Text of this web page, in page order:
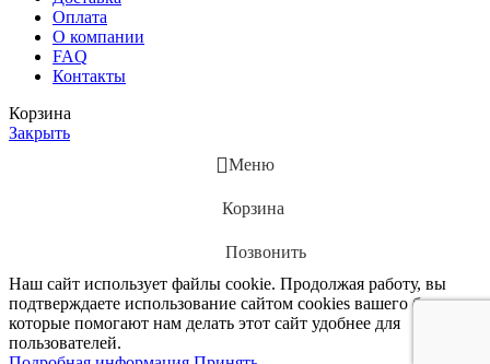
Оплата
О компании
FAQ
Контакты
Корзина
Закрыть
Меню
Корзина
Позвонить
Наш сайт использует файлы cookie. Продолжая работу, вы
подтверждаете использование сайтом сооkiеѕ вашего браузера,
которые помогают нам делать этот сайт удобнее для
пользователей.